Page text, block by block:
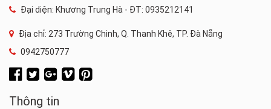
Đại diện: Khương Trung Hà - ĐT: 0935212141
Địa chỉ: 273 Trường Chinh, Q. Thanh Khê, TP. Đà Nẵng
0942750777
Thông tin